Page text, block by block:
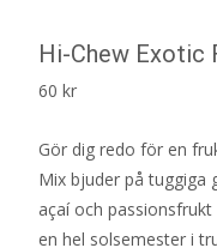
Hi-Chew Exotic
60 kr
Gör dig redo för en
Mix bjuder på tuggiga
açaí och
en hel solsemester i